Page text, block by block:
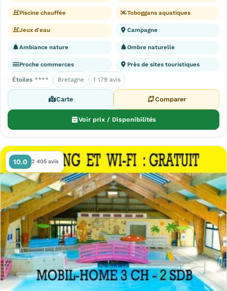
Piscine chauffée Toboggans aquatiques
Jeux d'eau Campagne
Ambiance nature Ombre naturelle
Proche commerces Près de sites touristiques
Étoiles **** Bretagne 1 179 avis
Carte Comparer
Voir prix / Disponibilités
10.0 2 405 avis